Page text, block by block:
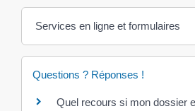
Services en ligne et formulaires
Questions ? Réponses !
Quel recours si mon dossier